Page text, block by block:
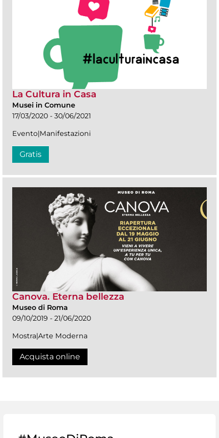
La Cultura in Casa
Musei in Comune
17/03/2020 - 30/06/2021
Evento|Manifestazioni
Gratis
Canova. Eterna bellezza
Museo di Roma
09/10/2019 - 21/06/2020
Mostra|Arte Moderna
Acquista online